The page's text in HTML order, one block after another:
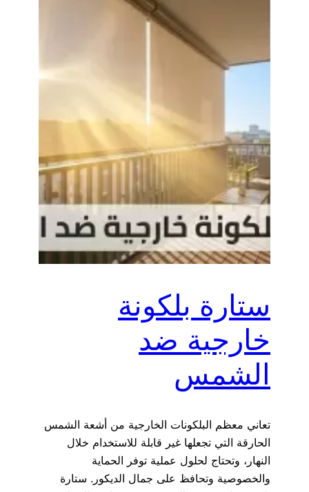
ستارة بلكونة
خارجية ضد
الشمس
تعاني معظم البلكونات الخارجية من أشعة الشمس
الحارقة التي تجعلها غير قابلة للاستخدام خلال
النهار، وتحتاج لحلول عملية توفر الحماية
والخصوصية وتحافظ على جمال الديكور. ستارة